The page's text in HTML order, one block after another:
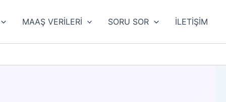
MAAŞ VERİLERİ SORU SOR İLETİŞİM